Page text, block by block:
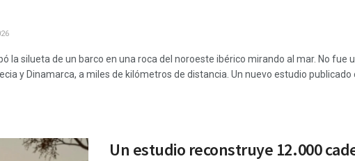
la silueta de un barco en una roca del noroeste ibérico mirando al mar. No
y Dinamarca, a miles de kilómetros de distancia. Un nuevo estudio publicado
Un estudio reconstruye 12.000